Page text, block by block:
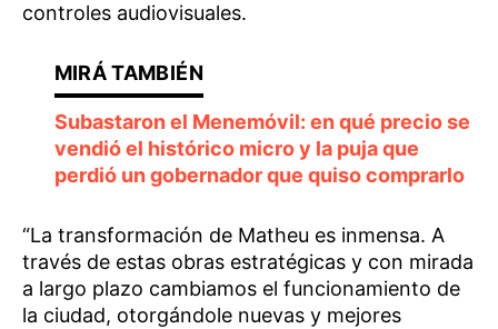
controles audiovisuales.
Subastaron el Menemóvil: en qué precio se
vendió el histórico micro y la puja que
perdió un gobernador que quiso comprarlo
“La transformación de Matheu es inmensa. A
través de estas obras estratégicas y con mirada
a largo plazo cambiamos el funcionamiento de
la ciudad, otorgándole nuevas y mejores